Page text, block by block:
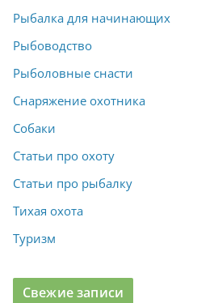
Рыбалка для начинающих
Рыбоводство
Рыболовные снасти
Снаряжение охотника
Собаки
Статьи про охоту
Статьи про рыбалку
Тихая охота
Туризм
Свежие записи